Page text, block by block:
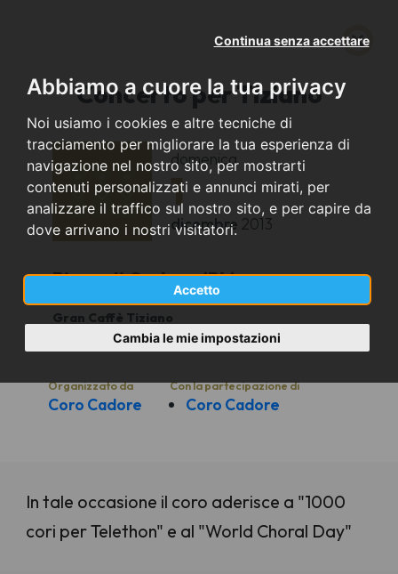
Abbiamo a cuore la tua privacy
Noi usiamo i cookies e altre tecniche di
tracciamento per migliorare la tua esperienza di
navigazione nel nostro sito, per mostrarti
contenuti personalizzati e annunci mirati, per
analizzare il traffico sul nostro sito, e per capire da
dove arrivano i nostri visitatori.
Accetto
Continua senza accettare
Cambia le mie impostazioni
Concerto per Tiziano
domenica
1
dicembre 2013
Pieve di Cadore (BL)
Gran Caffè Tiziano
Organizzato da
Coro Cadore
Con la partecipazione di
Coro Cadore
In tale occasione il coro aderisce a "1000
cori per Telethon" e al "World Choral Day"